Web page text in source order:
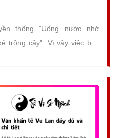
thống "Uống nước nhớ
trồng cây". Vì vậy việc báo
để tỏ lòng biết ơn của mỗi
với ông bà, cha mẹ.